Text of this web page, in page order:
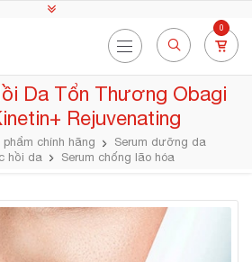
0
Da Tổn Thương Obagi
Rejuvenating
phẩm chính hãng
Serum dưỡng da
hồi da
Serum chống lão hóa